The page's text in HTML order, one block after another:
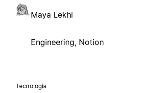
Maya Lekhi
Engineering, Notion
Tecnología